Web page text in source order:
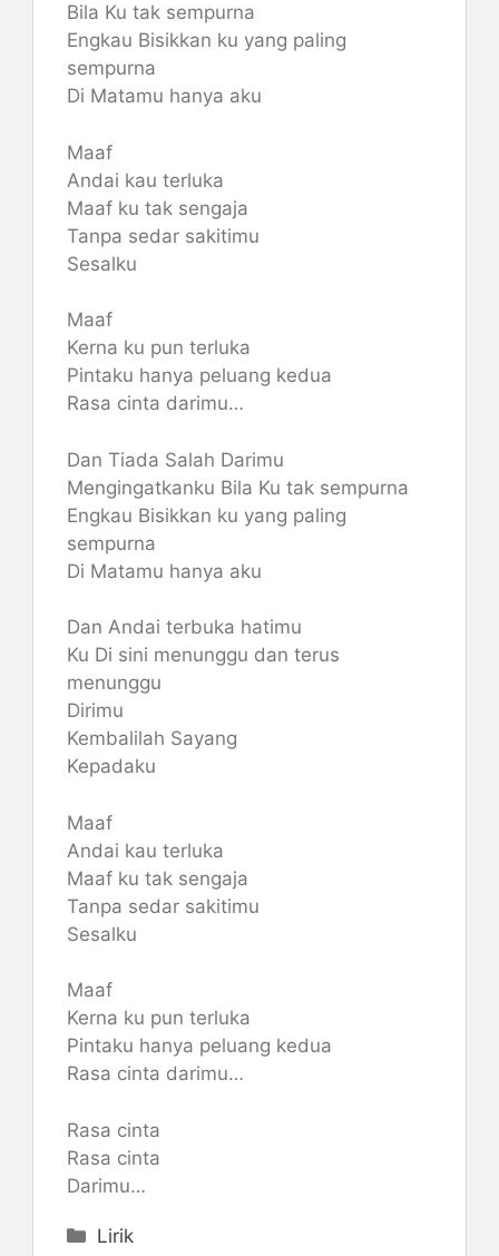
Bila Ku tak sempurna
Engkau Bisikkan ku yang paling
sempurna
Di Matamu hanya aku
Maaf
Andai kau terluka
Maaf ku tak sengaja
Tanpa sedar sakitimu
Sesalku
Maaf
Kerna ku pun terluka
Pintaku hanya peluang kedua
Rasa cinta darimu…
Dan Tiada Salah Darimu
Mengingatkanku Bila Ku tak sempurna
Engkau Bisikkan ku yang paling
sempurna
Di Matamu hanya aku
Dan Andai terbuka hatimu
Ku Di sini menunggu dan terus
menunggu
Dirimu
Kembalilah Sayang
Kepadaku
Maaf
Andai kau terluka
Maaf ku tak sengaja
Tanpa sedar sakitimu
Sesalku
Maaf
Kerna ku pun terluka
Pintaku hanya peluang kedua
Rasa cinta darimu…
Rasa cinta
Rasa cinta
Darimu…
Categories
Lirik